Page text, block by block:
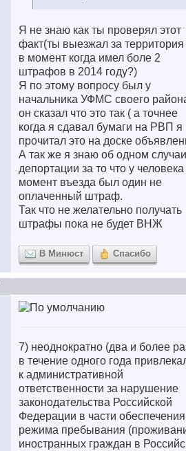
Я не знаю как ты проверял этот
факт(ты выезжал за
в момент когда имел боле 2
штрафов в 2014 году?)
Я по этому вопросу был у
начальника УФМС своего
он сказал что это так ( а точнее
когда я сдавал бумаги на РВП я
прочитал это на доске
А так же я знаю об одном случаи
депортации за то что у
момент въезда был один не
оплаченный штраф.
Так что не желательно получать
штрафы пока не будет ВНЖ
В Минюст Спасибо
7) неоднократно (два и более
в течение одного года
к административной
ответственности за нарушение
законодательства Российской
Федерации в части обеспечения
режима пребывания
иностранных граждан в